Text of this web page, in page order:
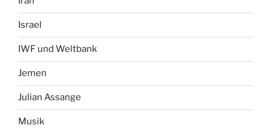
Israel
IWF und Weltbank
Jemen
Julian Assange
Musik